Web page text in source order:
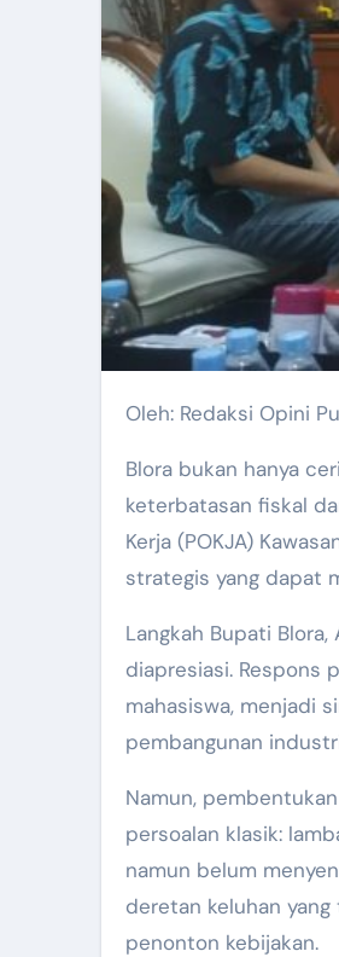
Oleh: Redaksi Opini
Blora bukan hanya
keterbatasan fiskal
Kerja (POKJA)
strategis yang dapat
Langkah Bupati
diapresiasi. Respons
mahasiswa, menjadi
pembangunan
Namun,
persoalan klasik:
namun belum
deretan keluhan
penonton kebijakan.